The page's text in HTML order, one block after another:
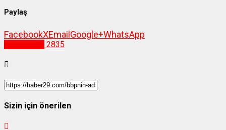
Paylaş
FacebookXEmailGoogle+WhatsApp
2835
Sizin için önerilen